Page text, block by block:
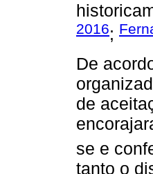
2016;
De
de
se e
tanto o